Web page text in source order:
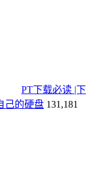
PT下载必读 |下
己的硬盘 131,181